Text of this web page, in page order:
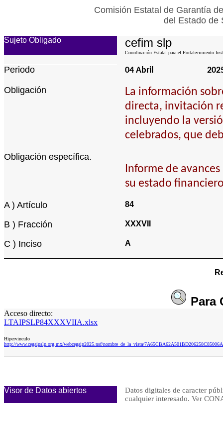
Comisión Estatal de Garantía
del Estado de
Sujeto Obligado cefim slp
Coordinación Estatal para el Fortalecimiento
Periodo 04 Abril
Obligación
La información
directa, invitación
incluyendo la
celebrados, que
Obligación específica.
Informe de
su estado
A ) Artículo 84
B ) Fracción XXXVII
C ) Inciso A
Para
Acceso directo:
LTAIPSLP84XXXVIIA.xlsx
Hipervinculo
http://www.cegaipslp.org.mx/webcegaip2025.nsf/nombre_de_la_vista/
Visor de Datos abiertos
Datos digitales de caracter
cualquier interesado. Ver